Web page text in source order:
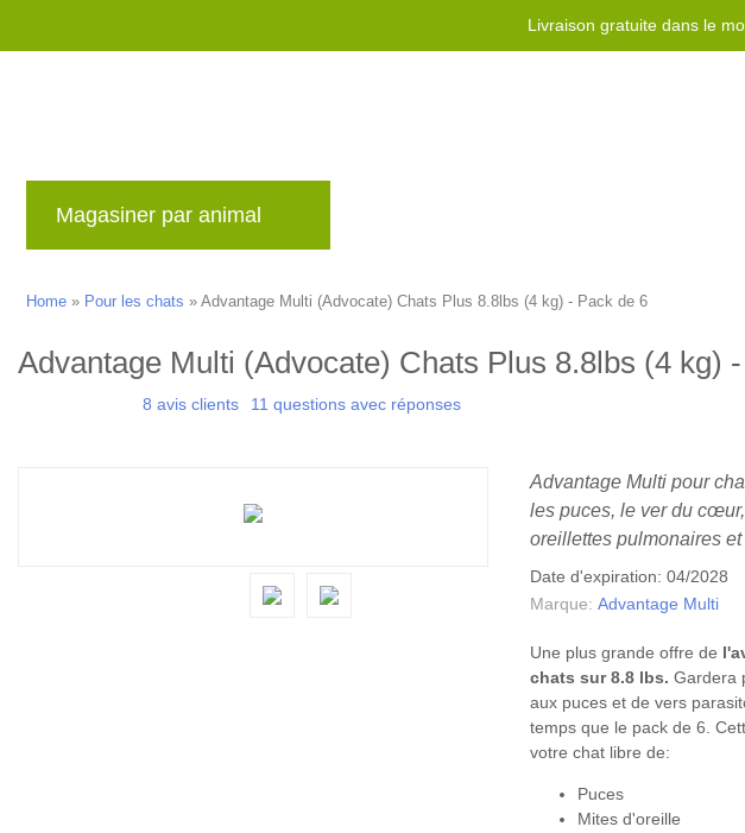
Livraison gratuite dans le
Magasiner par animal
Home » Pour les chats » Advantage Multi (Advocate) Chats Plus 8.8lbs (4 kg) - Pack de 6
Advantage Multi (Advocate) Chats Plus 8.8lbs (4 kg)
8 avis clients 11 questions avec réponses
Advantage Multi pour
les puces, le ver du
oreillettes pulmonaires
Date d'expiration: 04/2028
Marque: Advantage Multi
Une plus grande offre de
chats sur 8.8 lbs. Gardera
aux puces et de vers
temps que le pack de 6.
votre chat libre de:
Puces
Mites d'oreille